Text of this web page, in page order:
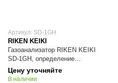
Артикул: SD-1GH
RIKEN KEIKI
Газоанализатор RIKEN KEIKI
SD-1GH, определение
ацетилена (горючих газов)
Цену уточняйте
В наличии